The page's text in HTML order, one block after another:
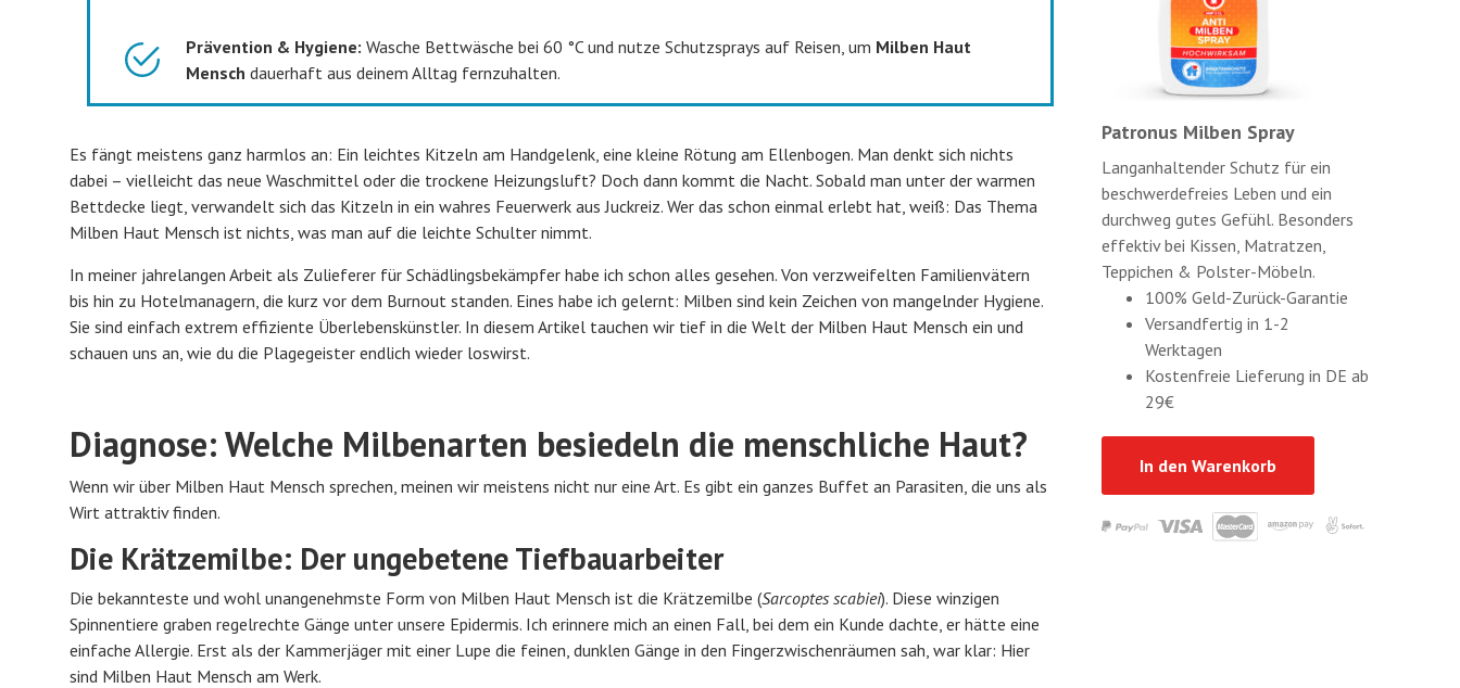
Prävention & Hygiene: Wasche Bettwäsche bei 60 °C und nutze Schutzsprays auf Reisen, um Milben Haut
Mensch dauerhaft aus deinem Alltag fernzuhalten.
Es fängt meistens ganz harmlos an: Ein leichtes Kitzeln am Handgelenk, eine kleine Rötung am Ellenbogen. Man denkt sich nichts
dabei – vielleicht das neue Waschmittel oder die trockene Heizungsluft? Doch dann kommt die Nacht. Sobald man unter der warmen
Bettdecke liegt, verwandelt sich das Kitzeln in ein wahres Feuerwerk aus Juckreiz. Wer das schon einmal erlebt hat, weiß: Das Thema
Milben Haut Mensch ist nichts, was man auf die leichte Schulter nimmt.
In meiner jahrelangen Arbeit als Zulieferer für Schädlingsbekämpfer habe ich schon alles gesehen. Von verzweifelten Familienvätern
bis hin zu Hotelmanagern, die kurz vor dem Burnout standen. Eines habe ich gelernt: Milben sind kein Zeichen von mangelnder Hygiene.
Sie sind einfach extrem effiziente Überlebenskünstler. In diesem Artikel tauchen wir tief in die Welt der Milben Haut Mensch ein und
schauen uns an, wie du die Plagegeister endlich wieder loswirst.
Diagnose: Welche Milbenarten besiedeln die menschliche Haut?
Wenn wir über Milben Haut Mensch sprechen, meinen wir meistens nicht nur eine Art. Es gibt ein ganzes Buffet an Parasiten, die uns als
Wirt attraktiv finden.
Die Krätzemilbe: Der ungebetene Tiefbauarbeiter
Die bekannteste und wohl unangenehmste Form von Milben Haut Mensch ist die Krätzemilbe (Sarcoptes scabiei). Diese winzigen
Spinnentiere graben regelrechte Gänge unter unsere Epidermis. Ich erinnere mich an einen Fall, bei dem ein Kunde dachte, er hätte eine
einfache Allergie. Erst als der Kammerjäger mit einer Lupe die feinen, dunklen Gänge in den Fingerzwischenräumen sah, war klar: Hier
sind Milben Haut Mensch am Werk.
Patronus Milben Spray
Langanhaltender Schutz für ein
beschwerdefreies Leben und ein
durchweg gutes Gefühl. Besonders
effektiv bei Kissen, Matratzen,
Teppichen & Polster-Möbeln.
100% Geld-Zurück-Garantie
Versandfertig in 1-2
Werktagen
Kostenfreie Lieferung in DE ab
29€
In den Warenkorb